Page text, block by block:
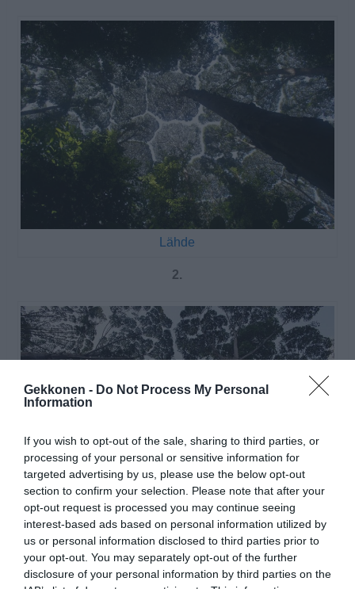
Gekkonen - Do Not Process My Personal
Information
If you wish to opt-out of the sale, sharing to third parties, or
processing of your personal or sensitive information for
targeted advertising by us, please use the below opt-out
section to confirm your selection. Please note that after your
opt-out request is processed you may continue seeing
interest-based ads based on personal information utilized by
us or personal information disclosed to third parties prior to
your opt-out. You may separately opt-out of the further
disclosure of your personal information by third parties on the
Lähde
2.
Lähde